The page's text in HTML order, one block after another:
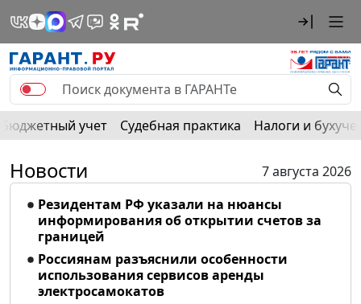
Бюджетный учет Судебная практика Налоги и
Новости
7 августа 2026
Резидентам РФ указали на нюансы
информирования об открытии счетов за
границей
Россиянам разъяснили особенности
использования сервисов аренды
электросамокатов